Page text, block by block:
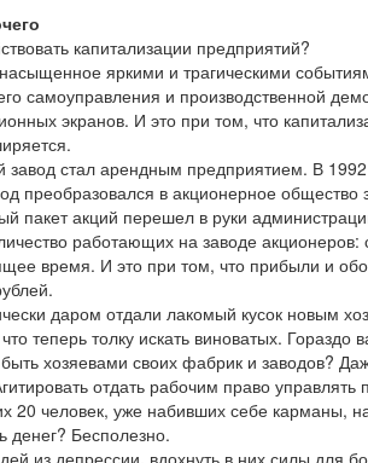
капитализации предприятий?
яркими и трагическими
самоуправления и производственной
экранов. И это при том, что
завод стал арендным предприятием. В
преобразовался в акционерное общество
пакет акций перешел в руки
работающих на заводе акционеров:
время. И это при том, что прибыли и
даром отдали лакомый кусок новым
теперь толку искать виноватых.
быть хозяевами своих фабрик и заводов?
отдать рабочим право
20 человек, уже набивших себе карманы,
денег? Бесполезно.
из депрессии, вдохнуть в них силы для